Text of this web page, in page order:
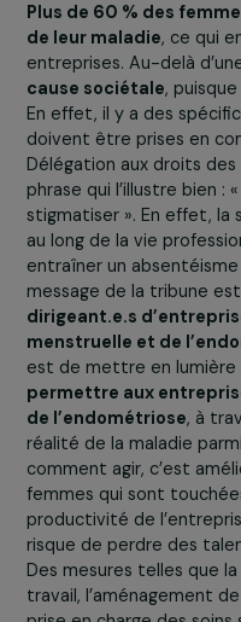
Ce qu’il faut
inflammatoire, c’est
approche
dans la recherche des
une amélioration de
une alimentation anti-
pratique d’activités
importante pour
l’inflammation. C’est
adhérences qui
approches comme
psychologie peuvent
Il est crucial
options pourles
charge.
Jusqu’au 15
Recherche sur
« Endométriose
des femmes » à